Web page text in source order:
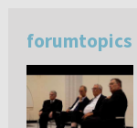
forumtopics